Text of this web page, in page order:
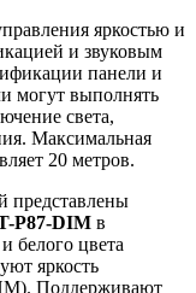
яркостью и
и звуковым
панели и
могут выполнять
света,
Максимальная
20 метров.
представлены
P87-DIM в
белого цвета
яркость
Поддерживают